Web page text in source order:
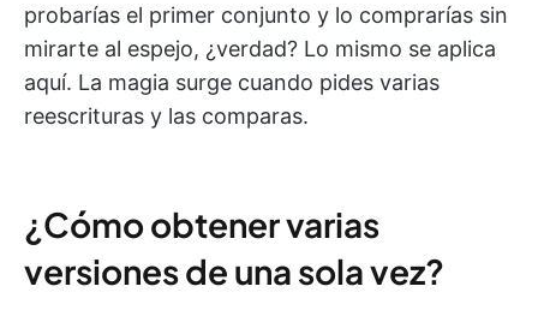
probarías el primer conjunto y lo comprarías sin
mirarte al espejo, ¿verdad? Lo mismo se aplica
aquí. La magia surge cuando pides varias
reescrituras y las comparas.
¿Cómo obtener varias
versiones de una sola vez?